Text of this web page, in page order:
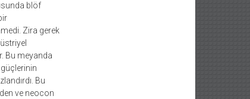
blöf
Zira gerek
Bu meyanda
Bu
ve neocon